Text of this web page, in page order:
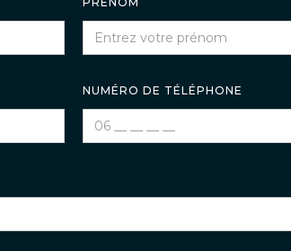
NUMÉRO DE TÉLÉPHONE